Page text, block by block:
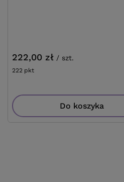
222,00 zł / szt.
222 pktpunktów
Do koszyka